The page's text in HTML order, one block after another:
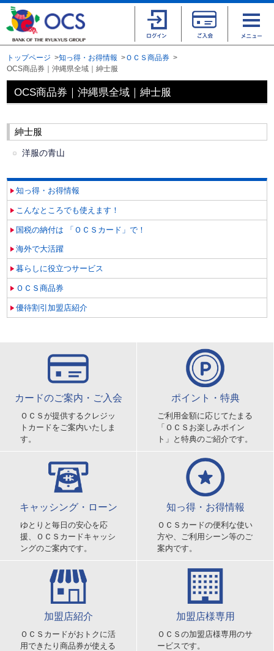
トップページ 知っ得・お得情報
ＯＣＳ商品券
OCS商品券｜沖縄県全域｜紳士服
OCS商品券｜沖縄県全域｜紳士服
紳士服
洋服の青山
知っ得・お得情報
こんなところでも使えます！
国税の納付は 「ＯＣＳカード」で！
海外で大活躍
暮らしに役立つサービス
ＯＣＳ商品券
優待割引加盟店紹介
カードのご案内・ご入会
ＯＣＳが提供するクレジッ
トカードをご案内いたしま
す。
ポイント・特典
ご利用金額に応じてたまる
「ＯＣＳお楽しみポイン
ト」と特典のご紹介です。
キャッシング・ローン
ゆとりと毎日の安心を応
援、ＯＣＳカードキャッシ
ングのご案内です。
知っ得・お得情報
ＯＣＳカードの便利な使い
方や、ご利用シーン等のご
案内です。
加盟店紹介
ＯＣＳカードがおトクに活
用できたり商品券が使える
加盟店様専用
ＯＣＳの加盟店様専用のサ
ービスです。